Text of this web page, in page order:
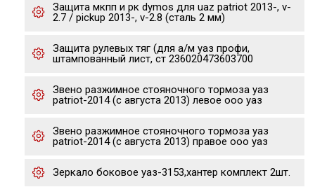
Защита мкпп и рк dymos для uaz patriot 2013-, v-
2.7 / pickup 2013-, v-2.8 (сталь 2 мм)
Защита рулевых тяг (для а/м уаз профи,
штампованный лист, ст 236020473603700
Звено разжимное стояночного тормоза уаз
patriot-2014 (с августа 2013) левое ооо уаз
Звено разжимное стояночного тормоза уаз
patriot-2014 (с августа 2013) правое ооо уаз
Зеркало боковое уаз-3153,хантер комплект 2шт.